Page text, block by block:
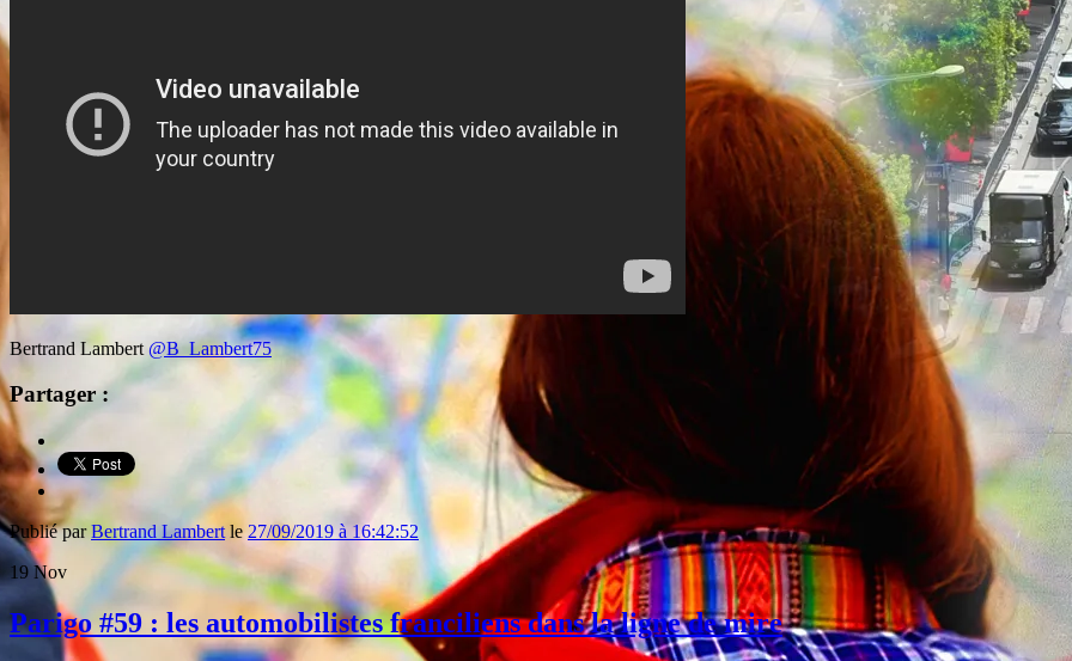
Bertrand Lambert @B_Lambert75
Partager :
Publié parBertrand Lambertle27/09/2019 à 16:42:52
19 Nov
Parigo #59 : les automobilistes franciliens dans la ligne de mire